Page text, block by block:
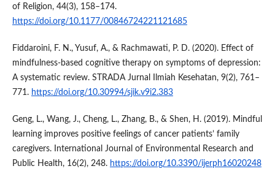
of Religion, 44(3), 158–174.
https://doi.org/10.1177/00846724221121685
Fiddaroini, F. N., Yusuf, A., & Rachmawati, P. D. (2020). Effect of
mindfulness-based cognitive therapy on symptoms of depression:
A systematic review. STRADA Jurnal Ilmiah Kesehatan, 9(2), 761–
771. https://doi.org/10.30994/sjik.v9i2.383
Geng, L., Wang, J., Cheng, L., Zhang, B., & Shen, H. (2019). Mindful
learning improves positive feelings of cancer patients’ family
caregivers. International Journal of Environmental Research and
Public Health, 16(2), 248. https://doi.org/10.3390/ijerph16020248